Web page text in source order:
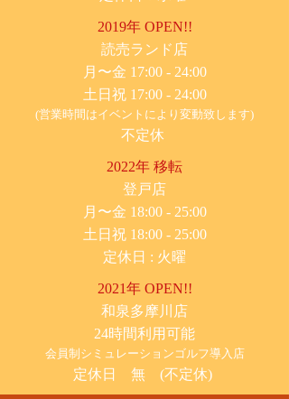
2019年 OPEN!!
​読売ランド店
月〜金 17:00 - 24:00
土日祝 17:00 - 24:00
(営業時間はイベントにより変動致します)
不定休
2022年 移転
​登戸店
月〜金 18:00 - 25:00
土日祝 18:00 - 25:00
​定休日 : 火曜
2021年 OPEN!!
​和泉多摩川店
24時間利用可能
​会員制シミュレーションゴルフ導入店
定休日 無 (不定休)